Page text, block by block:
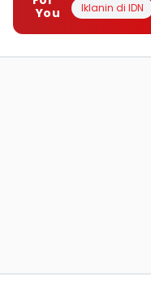
You
Iklanin di IDN